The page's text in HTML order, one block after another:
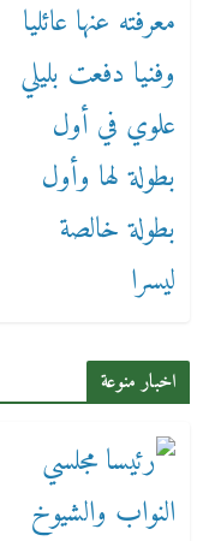
اخبار منوعة